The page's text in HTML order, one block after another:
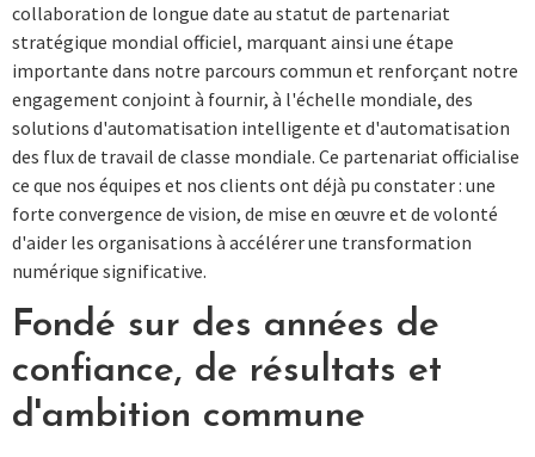
collaboration de longue date au statut de partenariat
stratégique mondial officiel, marquant ainsi une étape
importante dans notre parcours commun et renforçant notre
engagement conjoint à fournir, à l'échelle mondiale, des
solutions d'automatisation intelligente et d'automatisation
des flux de travail de classe mondiale. Ce partenariat officialise
ce que nos équipes et nos clients ont déjà pu constater : une
forte convergence de vision, de mise en œuvre et de volonté
d'aider les organisations à accélérer une transformation
numérique significative.
Fondé sur des années de
confiance, de résultats et
d'ambition commune